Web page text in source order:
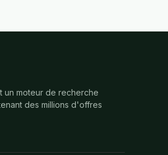
un moteur de recherche
des millions d'offres